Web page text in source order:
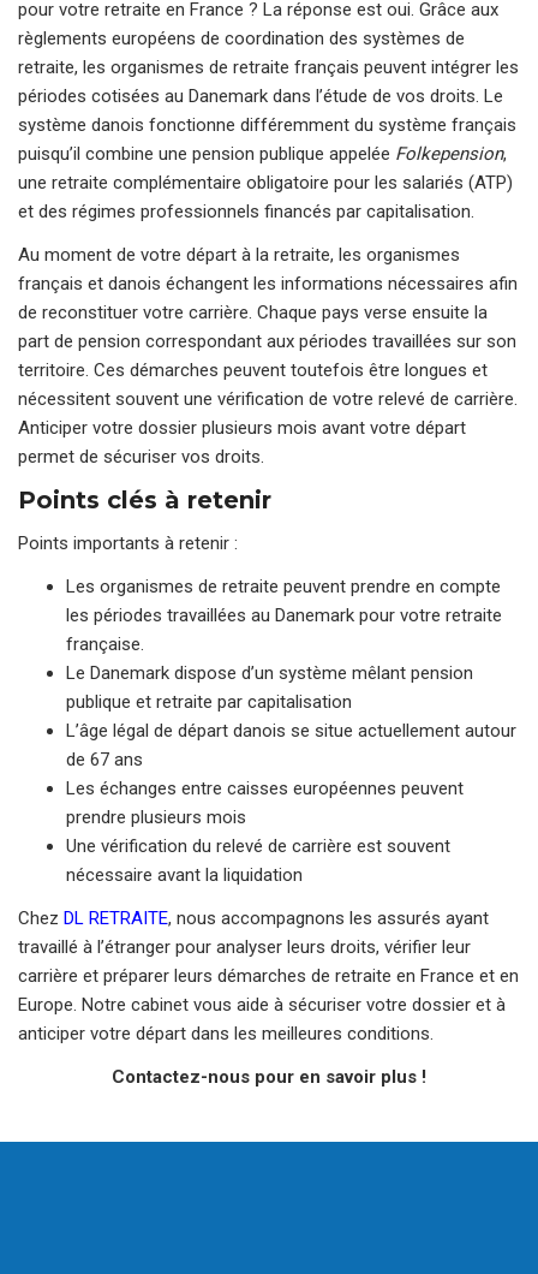
pour votre retraite en France ? La réponse est oui. Grâce aux
règlements européens de coordination des systèmes de
retraite, les organismes de retraite français peuvent intégrer les
périodes cotisées au Danemark dans l’étude de vos droits. Le
système danois fonctionne différemment du système français
puisqu’il combine une pension publique appelée Folkepension,
une retraite complémentaire obligatoire pour les salariés (ATP)
et des régimes professionnels financés par capitalisation.
Au moment de votre départ à la retraite, les organismes
français et danois échangent les informations nécessaires afin
de reconstituer votre carrière. Chaque pays verse ensuite la
part de pension correspondant aux périodes travaillées sur son
territoire. Ces démarches peuvent toutefois être longues et
nécessitent souvent une vérification de votre relevé de carrière.
Anticiper votre dossier plusieurs mois avant votre départ
permet de sécuriser vos droits.
Points clés à retenir
Points importants à retenir :
Les organismes de retraite peuvent prendre en compte
les périodes travaillées au Danemark pour votre retraite
française.
Le Danemark dispose d’un système mêlant pension
publique et retraite par capitalisation
L’âge légal de départ danois se situe actuellement autour
de 67 ans
Les échanges entre caisses européennes peuvent
prendre plusieurs mois
Une vérification du relevé de carrière est souvent
nécessaire avant la liquidation
Chez DL RETRAITE, nous accompagnons les assurés ayant
travaillé à l’étranger pour analyser leurs droits, vérifier leur
carrière et préparer leurs démarches de retraite en France et en
Europe. Notre cabinet vous aide à sécuriser votre dossier et à
anticiper votre départ dans les meilleures conditions.
Contactez-nous pour en savoir plus !